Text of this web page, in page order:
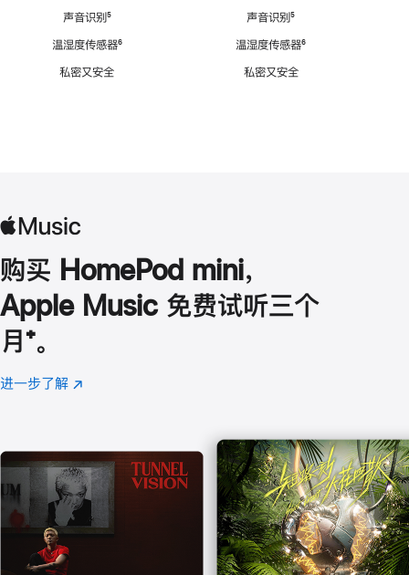
声音识别脚
⁵
温湿度传感器脚
⁶
私密又安全
声音识别脚
⁵
温湿度传感器脚
⁶
私密又安全
购买 HomePod mini，
Apple Music 免费试听三个
月 脚
注
⁺。
进一步了解 Apple
(在
口
中
打
开)